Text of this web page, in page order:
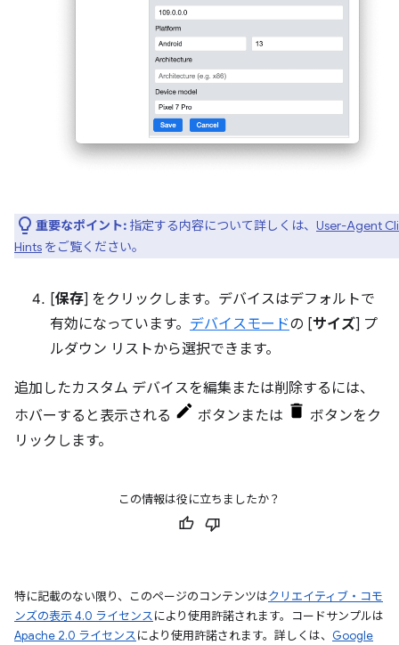
重要なポイント: 指定する内容について詳しくは、 User-Agent
Hints をご覧ください。
[保存] をクリックします。デバイスはデフォルトで
有効になっています。 デバイスモードの [サイズ] プ
ルダウン リストから選択できます。
追加したカスタム デバイスを編集または削除するには、
ホバーすると表示される
ボタンまたは
ボタンをク
リックします。
この情報は役に立ちましたか？
特に記載のない限り、このページのコンテンツはクリエイティブ・コモ
ンズの表示 4.0 ライセンスにより使用許諾されます。コードサンプルは
Apache 2.0 ライセンスにより使用許諾されます。詳しくは、 Google